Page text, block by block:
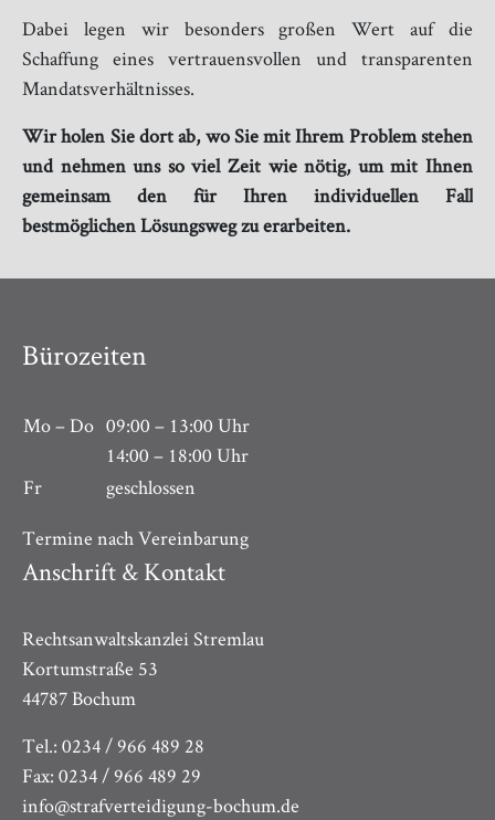
Dabei legen wir besonders großen Wert auf die
Schaffung eines vertrauensvollen und transparenten
Mandatsverhältnisses.
Wir holen Sie dort ab, wo Sie mit Ihrem Problem stehen
und nehmen uns so viel Zeit wie nötig, um mit Ihnen
gemeinsam den für Ihren individuellen Fall
bestmöglichen Lösungsweg zu erarbeiten.
Bürozeiten
Mo – Do 09:00 – 13:00 Uhr
14:00 – 18:00 Uhr
Fr
geschlossen
Termine nach Vereinbarung
Anschrift & Kontakt
Rechtsanwaltskanzlei Stremlau
Kortumstraße 53
44787 Bochum
Tel.: 0234 / 966 489 28
Fax: 0234 / 966 489 29
info@strafverteidigung-bochum.de